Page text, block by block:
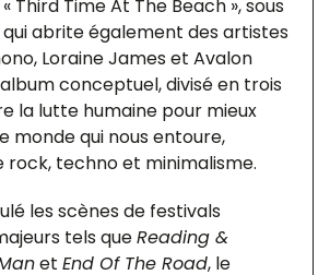
Third Time At The Beach », sous
qui abrite également des artistes
Loraine James et Avalon
conceptuel, divisé en trois
la lutte humaine pour mieux
monde qui nous entoure,
techno et minimalisme.
les scènes de festivals
tels queReading &
et End Of The Road, le